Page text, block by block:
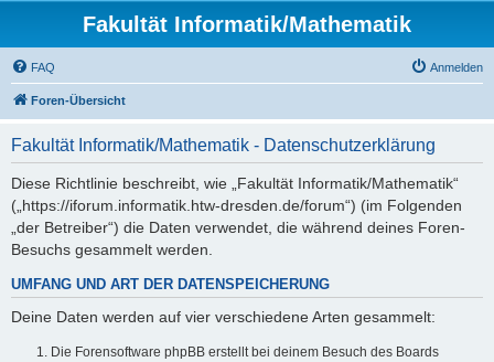
Fakultät Informatik/Mathematik
FAQ Anmelden
Foren-Übersicht
Fakultät Informatik/Mathematik - Datenschutzerklärung
Diese Richtlinie beschreibt, wie „Fakultät Informatik/Mathematik“
(„https://iforum.informatik.htw-dresden.de/forum“) (im Folgenden
„der Betreiber“) die Daten verwendet, die während deines Foren-
Besuchs gesammelt werden.
UMFANG UND ART DER DATENSPEICHERUNG
Deine Daten werden auf vier verschiedene Arten gesammelt:
Die Forensoftware phpBB erstellt bei deinem Besuch des Boards